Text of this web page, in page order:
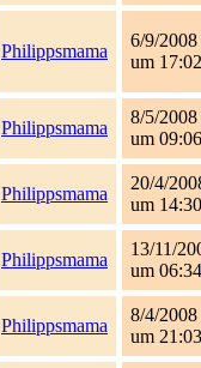
Philippsmama
6/9/2008
um 17:02
Philippsmama
8/5/2008
um 09:06
Philippsmama
20/4/
um 14:30
Philippsmama
13/11/
um 06:34
Philippsmama
8/4/2008
um 21:03